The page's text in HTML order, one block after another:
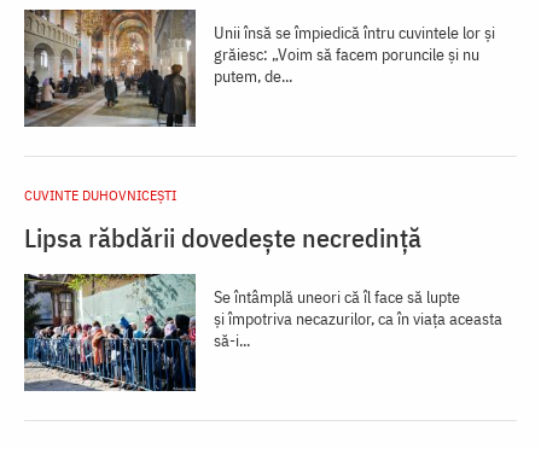
Unii însă se împiedică întru cuvintele lor și
grăiesc: „Voim să facem poruncile și nu
putem, de...
CUVINTE DUHOVNICEȘTI
Lipsa răbdării dovedește necredință
Se întâmplă uneori că îl face să lupte
și împotriva necazurilor, ca în viața aceasta
să-i...